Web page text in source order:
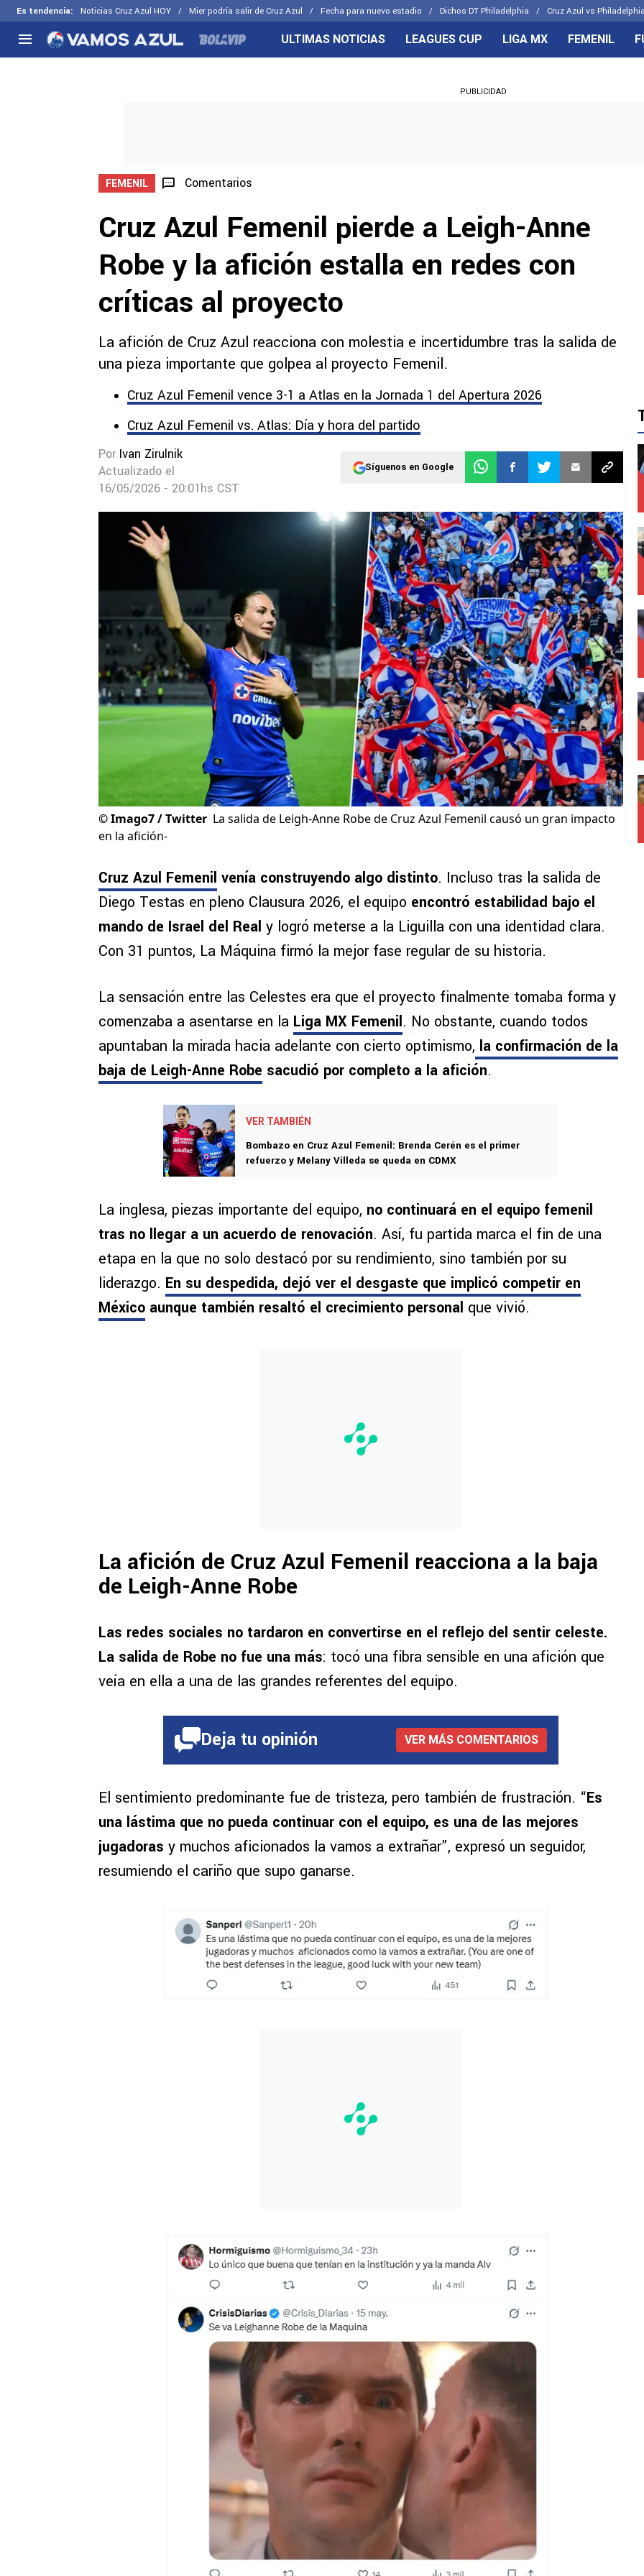
Es tendencia: Noticias Cruz Azul HOY Mier podría salir de Cruz Azul Fecha para nuevo estadio Dichos DT Philadelphia Cruz Azul vs
Selección Mexicana
CELESTES
ULTIMAS NOTICIAS LEAGUES CUP LIGA MX FEMENIL
PUBLICIDAD
FEMENIL Comentarios
Cruz Azul Femenil pierde a Leigh-Anne
Robe y la afición estalla en redes con
críticas al proyecto
La afición de Cruz Azul reacciona con molestia e incertidumbre tras la salida de
una pieza importante que golpea al proyecto Femenil.
Cruz Azul Femenil vence 3-1 a Atlas en la Jornada 1 del Apertura 2026
Cruz Azul Femenil vs. Atlas: Día y hora del partido
Por Ivan Zirulnik
Actualizado el
16/05/2026 - 20:01hs CST
Síguenos en Google
©Imago7 / Twitter La salida de Leigh-Anne Robe de Cruz Azul Femenil causó un gran impacto
en la afición-
Cruz Azul Femenil venía construyendo algo distinto. Incluso tras la salida de
Diego Testas en pleno Clausura 2026, el equipo encontró estabilidad bajo el
mando de Israel del Real y logró meterse a la Liguilla con una identidad clara.
Con 31 puntos, La Máquina firmó la mejor fase regular de su historia.
La sensación entre las Celestes era que el proyecto finalmente tomaba forma y
comenzaba a asentarse en la Liga MX Femenil. No obstante, cuando todos
apuntaban la mirada hacia adelante con cierto optimismo, la confirmación de la
baja de Leigh-Anne Robe sacudió por completo a la afición.
VER TAMBIÉN
Bombazo en Cruz Azul Femenil: Brenda Cerén es el primer
refuerzo y Melany Villeda se queda en CDMX
La inglesa, piezas importante del equipo, no continuará en el equipo femenil
tras no llegar a un acuerdo de renovación. Así, fu partida marca el fin de una
etapa en la que no solo destacó por su rendimiento, sino también por su
liderazgo. En su despedida, dejó ver el desgaste que implicó competir en
México aunque también resaltó el crecimiento personal que vivió.
La afición de Cruz Azul Femenil reacciona a la baja
de Leigh-Anne Robe
Las redes sociales no tardaron en convertirse en el reflejo del sentir celeste.
La salida de Robe no fue una más: tocó una fibra sensible en una afición que
veía en ella a una de las grandes referentes del equipo.
Deja tu opinión VER MÁS COMENTARIOS
El sentimiento predominante fue de tristeza, pero también de frustración. “Es
una lástima que no pueda continuar con el equipo, es una de las mejores
jugadoras y muchos aficionados la vamos a extrañar”, expresó un seguidor,
resumiendo el cariño que supo ganarse.